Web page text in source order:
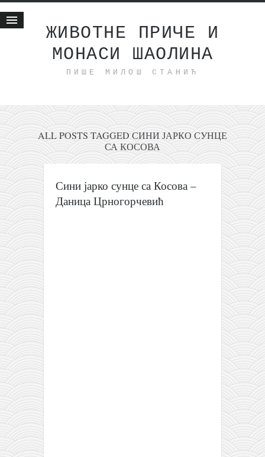
ЖИВОТНЕ ПРИЧЕ И
МОНАСИ ШАОЛИНА
ПИШЕ МИЛОШ СТАНИЋ
Животне приче
интернет пословање
исхраном до здравља
мој хаику
бонус садржај
светлопис
духовни отац
забрањена историја
породичне приче
прота Воја
календар српски
Окинава карате
ALL POSTS TAGGED СИНИ ЈАРКО СУНЦЕ
СА КОСОВА
Сини јарко сунце са Косова –
Даница Црногорчевић